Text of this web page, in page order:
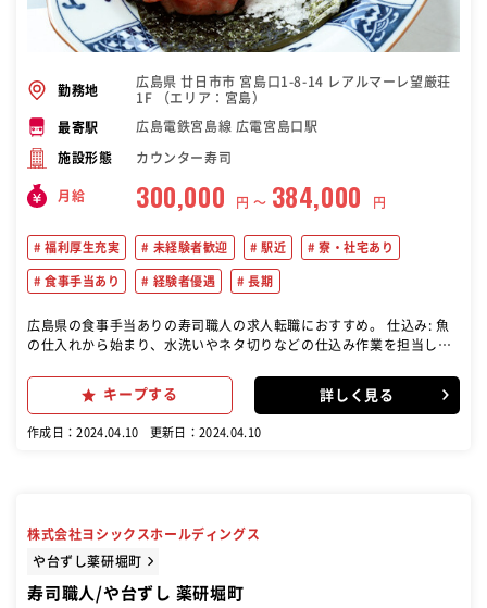
勤務地
広島県 廿日市市 宮島口1-8-14 レアルマーレ望厳荘
1F （エリア：宮島）
最寄駅 広島電鉄宮島線 広電宮島口駅
施設形態 カウンター寿司
月給 300,000 円 〜 384,000 円
福利厚生充実 未経験者歓迎 駅近 寮・社宅あり
食事手当あり 経験者優遇 長期
広島県の食事手当ありの寿司職人の求人転職におすすめ。 仕込み: 魚
の仕入れから始まり、水洗いやネタ切りなどの仕込み作業を担当しま
の調理を行います。 カウンターでの接客・寿司提供: 経験者や慣れた
スタッフには、カウンターでの接客や寿司の提供もお任せします
キープする 詳しく見る
作成日：2024.04.10 更新日：2024.04.10
株式会社ヨシックスホールディングス
や台ずし薬研堀町
寿司職人/や台ずし 薬研堀町